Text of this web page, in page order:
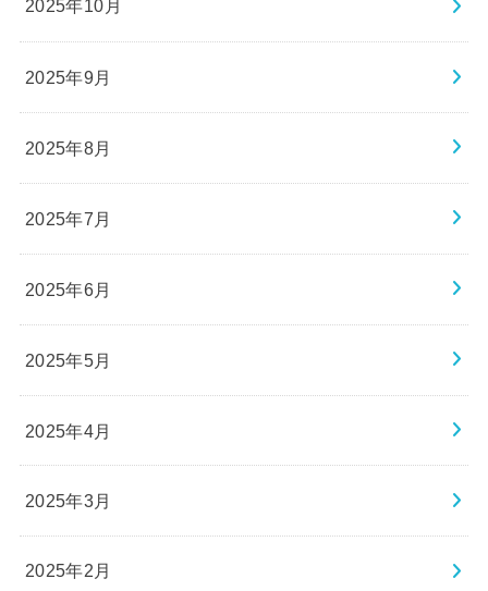
2025年10月
2025年9月
2025年8月
2025年7月
2025年6月
2025年5月
2025年4月
2025年3月
2025年2月